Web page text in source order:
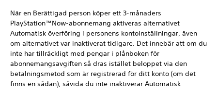
När en Berättigad person köper ett 3-månaders
PlayStation™Now-abonnemang aktiveras alternativet
Automatisk överföring i personens kontoinställningar, även
om alternativet var inaktiverat tidigare. Det innebär att om du
inte har tillräckligt med pengar i plånboken för
abonnemangsavgiften så dras istället beloppet via den
betalningsmetod som är registrerad för ditt konto (om det
finns en sådan), såvida du inte inaktiverar Automatisk